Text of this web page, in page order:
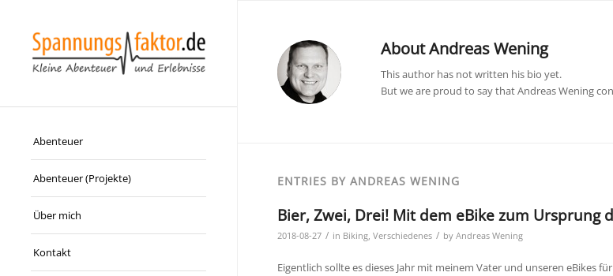
Abenteuer
Abenteuer (Projekte)
Über mich
Kontakt
AboutAndreas Wening
This author has not written his bio yet.
But we are proud to say thatAndreas Wening
ENTRIES BY ANDREAS WENING
Bier, Zwei, Drei! Mit dem eBike zum Ursprung
2018-08-27 / in Biking, Verschiedenes / by Andreas Wening
Eigentlich sollte es dieses Jahr mit meinem Vater und unseren eBikes